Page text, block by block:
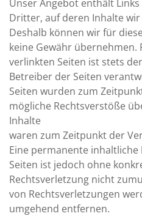
Unser Angebot enthält
Dritter, auf deren Inhalte
Deshalb können wir für
keine Gewähr übernehmen.
verlinkten Seiten ist stets
Betreiber der Seiten
Seiten wurden zum
mögliche Rechtsverstöße
Inhalte
waren zum Zeitpunkt der
Eine permanente
Seiten ist jedoch ohne
Rechtsverletzung nicht
von Rechtsverletzungen
umgehend entfernen.